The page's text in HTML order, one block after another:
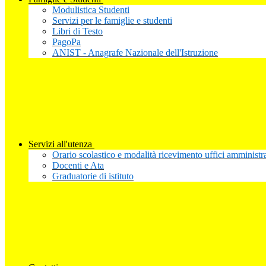
Modulistica Studenti
Servizi per le famiglie e studenti
Libri di Testo
PagoPa
ANIST - Anagrafe Nazionale dell'Istruzione
Servizi all'utenza
Orario scolastico e modalità ricevimento uffici
Docenti e Ata
Graduatorie di istituto